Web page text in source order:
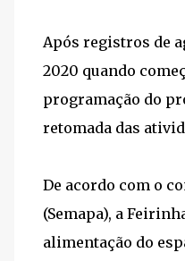
Após registros de
2020 quando
programação do
retomada das
De acordo com o
(Semapa), a
alimentação do